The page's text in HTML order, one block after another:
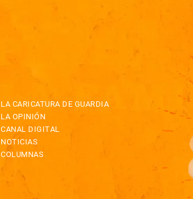
LA CARICATURA DE GUARDIA
LA OPINIÓN
CANAL DIGITAL
NOTICIAS
COLUMNAS